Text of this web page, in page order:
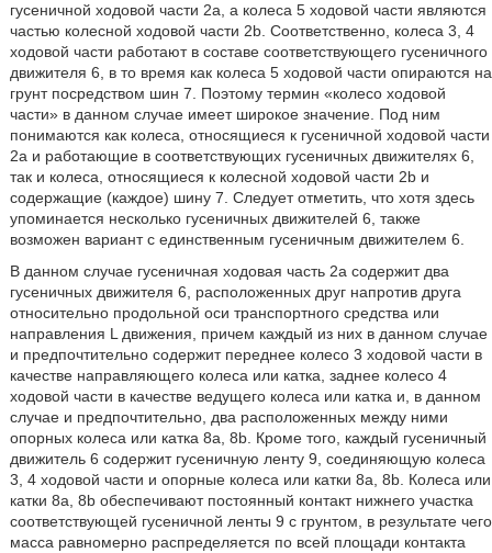
гусеничной ходовой части 2а, а колеса 5 ходовой части являются
частью колесной ходовой части 2b. Соответственно, колеса 3, 4
ходовой части работают в составе соответствующего гусеничного
движителя 6, в то время как колеса 5 ходовой части опираются на
грунт посредством шин 7. Поэтому термин «колесо ходовой
части» в данном случае имеет широкое значение. Под ним
понимаются как колеса, относящиеся к гусеничной ходовой части
2а и работающие в соответствующих гусеничных движителях 6,
так и колеса, относящиеся к колесной ходовой части 2b и
содержащие (каждое) шину 7. Следует отметить, что хотя здесь
упоминается несколько гусеничных движителей 6, также
возможен вариант с единственным гусеничным движителем 6.
В данном случае гусеничная ходовая часть 2а содержит два
гусеничных движителя 6, расположенных друг напротив друга
относительно продольной оси транспортного средства или
направления L движения, причем каждый из них в данном случае
и предпочтительно содержит переднее колесо 3 ходовой части в
качестве направляющего колеса или катка, заднее колесо 4
ходовой части в качестве ведущего колеса или катка и, в данном
случае и предпочтительно, два расположенных между ними
опорных колеса или катка 8а, 8b. Кроме того, каждый гусеничный
движитель 6 содержит гусеничную ленту 9, соединяющую колеса
3, 4 ходовой части и опорные колеса или катки 8а, 8b. Колеса или
катки 8а, 8b обеспечивают постоянный контакт нижнего участка
соответствующей гусеничной ленты 9 с грунтом, в результате чего
масса равномерно распределяется по всей площади контакта